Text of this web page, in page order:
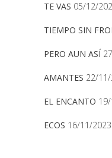
TE VAS 05/12/
TIEMPO SIN
PERO AUN ASÍ
AMANTES 22/
EL ENCANTO
ECOS 16/11/2023